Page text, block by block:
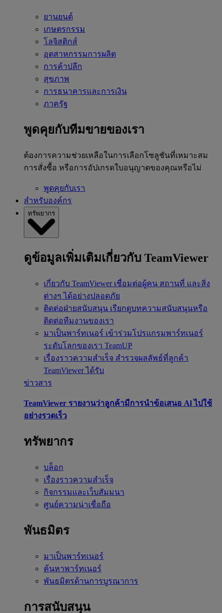
ยานยนต์
เกษตรกรรม
โลจิสติกส์
อุตสาหกรรมการผลิต
การค้าปลีก
สุขภาพ
การธนาคารและการเงิน
ภาครัฐ
พูดคุยกับทีมขายของเรา
ต้องการความช่วยเหลือในการเลือกโซลูชันที่เหมาะสม
การสั่งซื้อ หรือการอัปเกรดใบอนุญาตของคุณหรือไม่
พูดคุยกับเรา
สำหรับองค์กร
ทรัพยากร
ดูข้อมูลเพิ่มเติมเกี่ยวกับ TeamViewer
เกี่ยวกับ TeamViewer เชื่อมต่อผู้คน สถานที่ และสิ่ง
ต่างๆ ได้อย่างปลอดภัย
ติดต่อฝ่ายสนับสนุน เรียกดูบทความสนับสนุนหรือ
ติดต่อทีมงานของเรา
มาเป็นพาร์ทเนอร์ เข้าร่วมโปรแกรมพาร์ทเนอร์
ระดับโลกของเรา TeamUP
เรื่องราวความสำเร็จ สำรวจผลลัพธ์ที่ลูกค้า
TeamViewer ได้รับ
ข่าวสาร
TeamViewer รายงานว่าลูกค้ามีการนำข้อเสนอ Al ไปใช้
อย่างรวดเร็ว
ทรัพยากร
บล็อก
เรื่องราวความสำเร็จ
กิจกรรมและเว็บสัมมนา
ศูนย์ความน่าเชื่อถือ
พันธมิตร
มาเป็นพาร์ทเนอร์
ค้นหาพาร์ทเนอร์
พันธมิตรด้านการบูรณาการ
การสนับสนุน